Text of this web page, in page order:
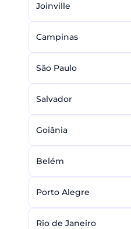
Joinville
Campinas
São Paulo
Salvador
Goiânia
Belém
Porto Alegre
Rio de Janeiro